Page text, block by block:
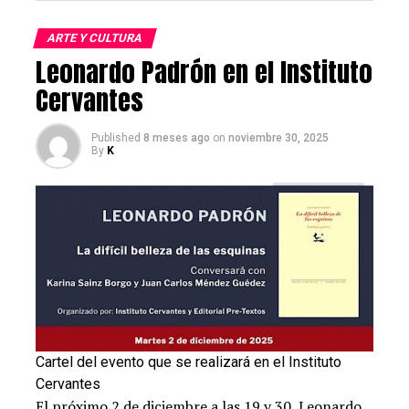
ARTE Y CULTURA
Leonardo Padrón en el Instituto
Cervantes
Published 8 meses ago on noviembre 30, 2025
By K
Cartel del evento que se realizará en el Instituto
Cervantes